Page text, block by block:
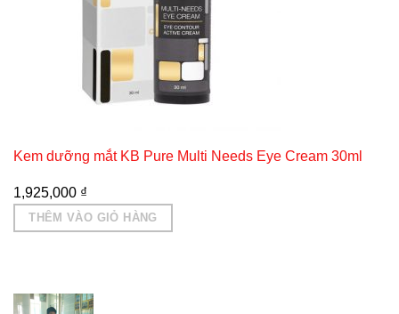
Kem dưỡng mắt KB Pure Multi Needs Eye Cream 30ml
1,925,000 ₫
THÊM VÀO GIỎ HÀNG